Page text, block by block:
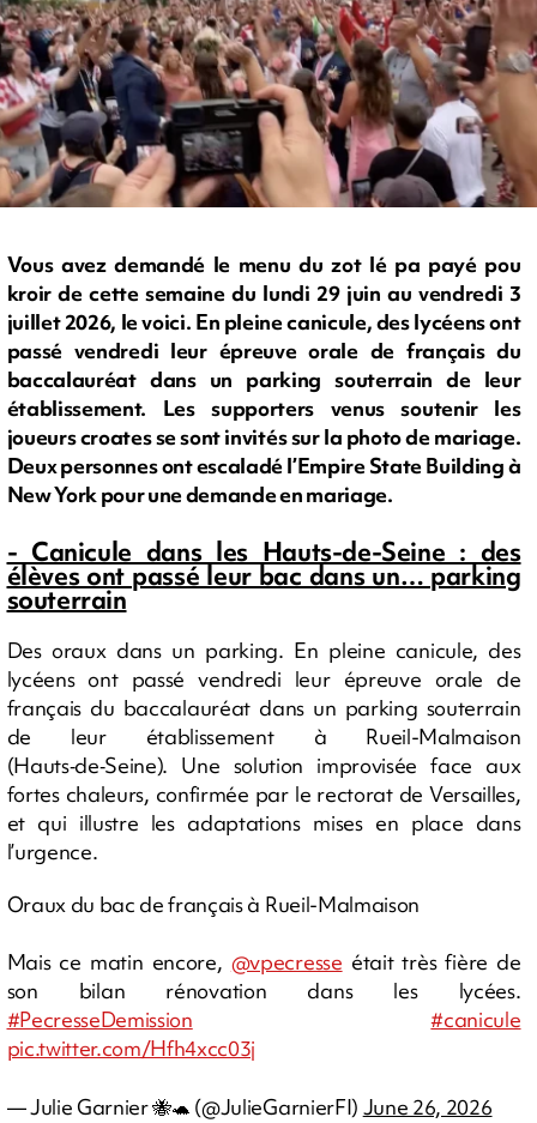
Vous avez demandé le menu du zot lé pa payé pou
kroir de cette semaine du lundi 29 juin au vendredi 3
juillet 2026, le voici. En pleine canicule, des lycéens ont
passé vendredi leur épreuve orale de français du
baccalauréat dans un parking souterrain de leur
établissement. Les supporters venus soutenir les
joueurs croates se sont invités sur la photo de mariage.
Deux personnes ont escaladé l’Empire State Building à
New York pour une demande en mariage.
- Canicule dans les Hauts-de-Seine : des
élèves ont passé leur bac dans un… parking
souterrain
Des oraux dans un parking. En pleine canicule, des
lycéens ont passé vendredi leur épreuve orale de
français du baccalauréat dans un parking souterrain
de leur établissement à Rueil-Malmaison
(Hauts‑de‑Seine). Une solution improvisée face aux
fortes chaleurs, confirmée par le rectorat de Versailles,
et qui illustre les adaptations mises en place dans
l’urgence.
Oraux du bac de français à Rueil-Malmaison
Mais ce matin encore, @vpecresse était très fière de
son bilan rénovation dans les lycées.
#PecresseDemission
#canicule
pic.twitter.com/Hfh4xcc03j
— Julie Garnier 🐝🐢 (@JulieGarnierFI) June 26, 2026